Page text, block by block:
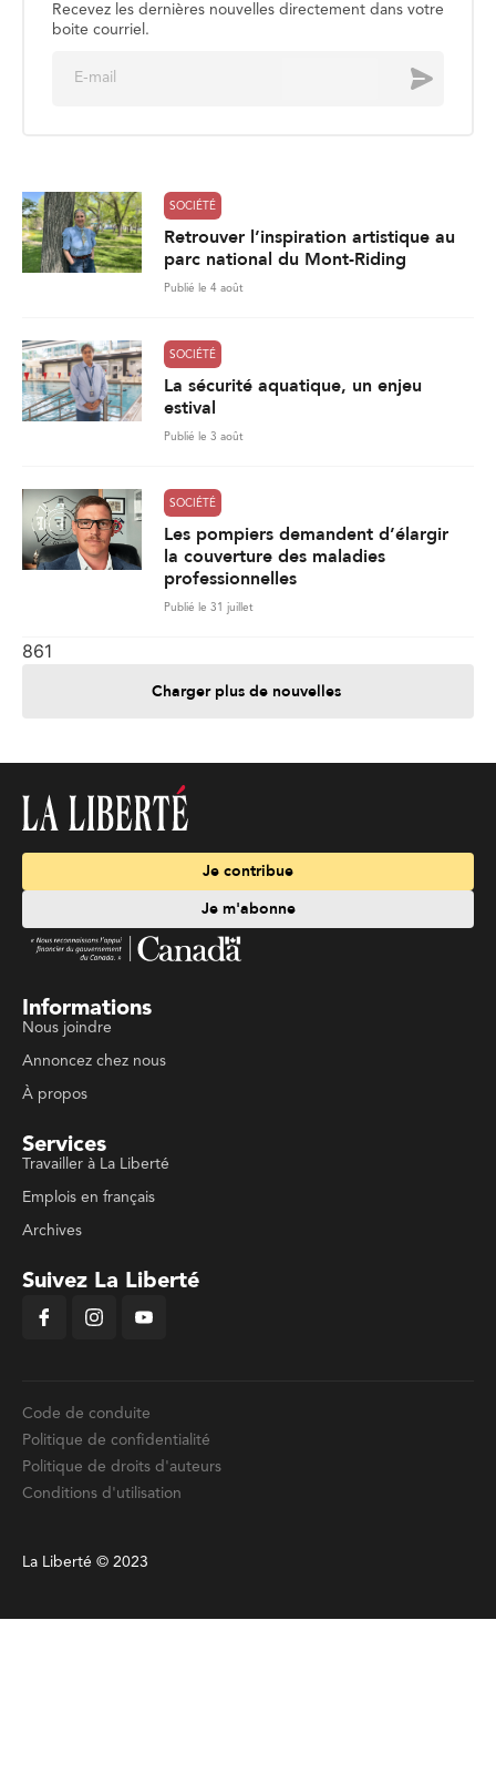
Recevez les dernières nouvelles directement dans votre
boite courriel.
Envoyer
SOCIÉTÉ
Retrouver l’inspiration artistique au
parc national du Mont-Riding
Publié le 4 août
SOCIÉTÉ
La sécurité aquatique, un enjeu
estival
Publié le 3 août
SOCIÉTÉ
Les pompiers demandent d’élargir
la couverture des maladies
professionnelles
Publié le 31 juillet
861
Charger plus de nouvelles
Je contribue
Je m'abonne
Informations
Nous joindre
Annoncez chez nous
À propos
Services
Travailler à La Liberté
Emplois en français
Archives
Suivez La Liberté
Code de conduite
Politique de confidentialité
Politique de droits d'auteurs
Conditions d'utilisation
La Liberté © 2023